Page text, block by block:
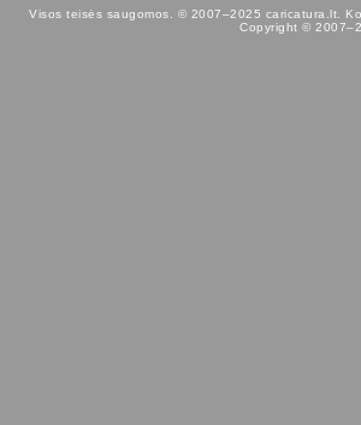
Visos teisės saugomos. © 2007–2025 caricatura.lt.
Copyright ©